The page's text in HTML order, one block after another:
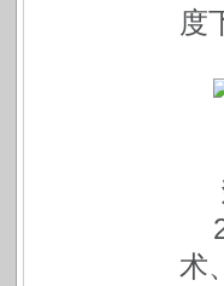
度
术